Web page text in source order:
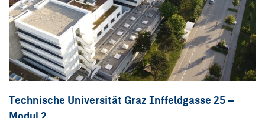
Technische Universität Graz Inffeldgasse 25 –